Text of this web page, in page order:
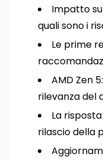
Impatto
quali sono i
Le prime
AMD Zen
rilevanza del
La
rilascio della